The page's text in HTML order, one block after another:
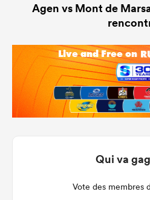
Agen vs Mont de
Qui va
Vote des membres